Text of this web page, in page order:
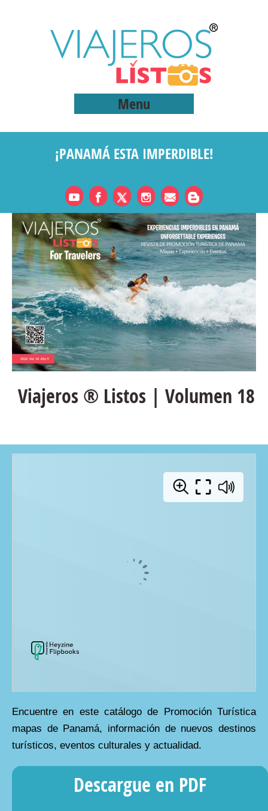
Menu
¡PANAMÁ ESTA IMPERDIBLE!
Viajeros ® Listos | Volumen 18
Encuentre en este catálogo de Promoción Turística
mapas de Panamá, información de nuevos destinos
turísticos, eventos culturales y actualidad.
Descargue en PDF